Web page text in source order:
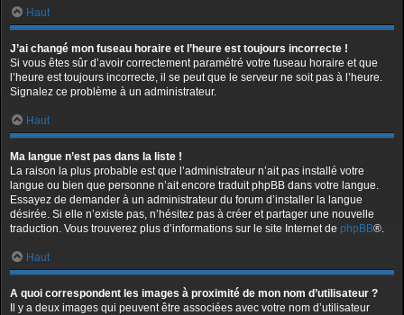
Haut
J’ai changé mon fuseau horaire et l’heure est toujours incorrecte !
Si vous êtes sûr d’avoir correctement paramétré votre fuseau horaire et que
l’heure est toujours incorrecte, il se peut que le serveur ne soit pas à l’heure.
Signalez ce problème à un administrateur.
Haut
Ma langue n’est pas dans la liste !
La raison la plus probable est que l’administrateur n’ait pas installé votre
langue ou bien que personne n’ait encore traduit phpBB dans votre langue.
Essayez de demander à un administrateur du forum d’installer la langue
désirée. Si elle n’existe pas, n’hésitez pas à créer et partager une nouvelle
traduction. Vous trouverez plus d’informations sur le site Internet de phpBB®.
Haut
A quoi correspondent les images à proximité de mon nom d’utilisateur ?
Il y a deux images qui peuvent être associées avec votre nom d’utilisateur